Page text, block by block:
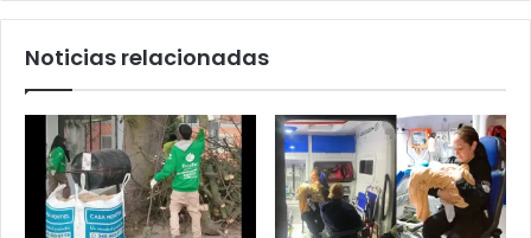
Noticias relacionadas